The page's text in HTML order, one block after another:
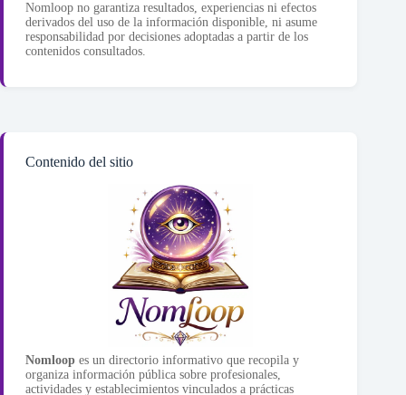
Nomloop no garantiza resultados, experiencias ni efectos
derivados del uso de la información disponible, ni asume
responsabilidad por decisiones adoptadas a partir de los
contenidos consultados.
Contenido del sitio
Nomloop es un directorio informativo que recopila y
organiza información pública sobre profesionales,
actividades y establecimientos vinculados a prácticas